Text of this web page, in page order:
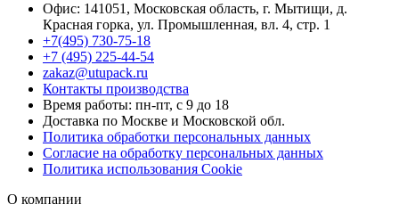
Офис: 141051, Московская область, г. Мытищи, д.
Красная горка, ул. Промышленная, вл. 4, стр. 1
+7(495) 730-75-18
+7 (495) 225-44-54
zakaz@utupack.ru
Контакты производства
Время работы: пн-пт, с 9 до 18
Доставка по Москве и Московской обл.
Политика обработки персональных данных
Согласие на обработку персональных данных
Политика использования Cookie
О компании